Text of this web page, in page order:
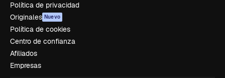
Política de privacidad
Originales Nuevo
Política de cookies
Centro de confianza
Afiliados
Empresas